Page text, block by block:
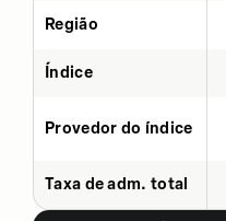
Região
Índice
Provedor do índice
Taxa de adm. total